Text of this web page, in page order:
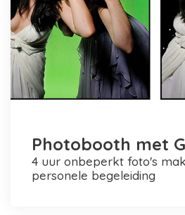
Photobooth met
4 uur onbeperkt foto's maken en printen +
personele begeleiding